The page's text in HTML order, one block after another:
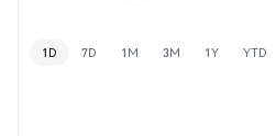
1D 7D 1M 3M 1Y YTD